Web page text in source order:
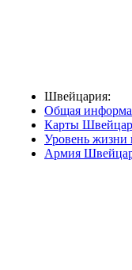
Швейцария:
Общая
Карты
Уровень
Армия